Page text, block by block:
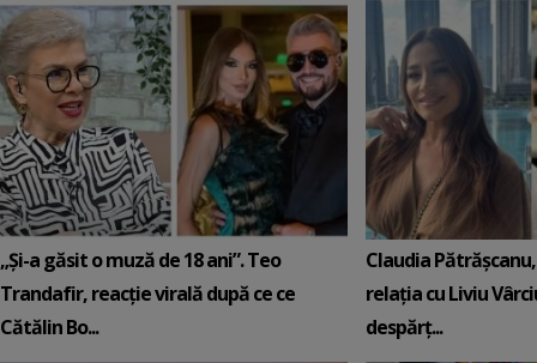
„Și-a găsit o muză de 18 ani”. Teo
Trandafir, reacție virală după ce ce
Cătălin Bo...
Claudia
relația cu Liviu
despărț...